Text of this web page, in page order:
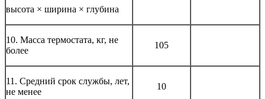
высота × ширина × глубина
10. Масса термостата, кг, не
более
105
11. Средний срок службы, лет,
не менее
10